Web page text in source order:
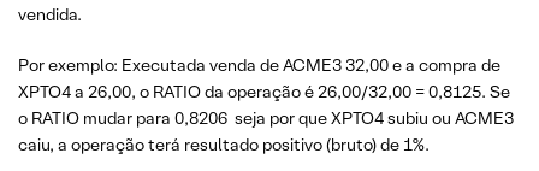
vendida.
Por exemplo: Executada venda de ACME3 32,00 e a compra de
XPTO4 a 26,00, o RATIO da operação é 26,00/32,00 = 0,8125. Se
o RATIO mudar para 0,8206 seja por que XPTO4 subiu ou ACME3
caiu, a operação terá resultado positivo (bruto) de 1%.